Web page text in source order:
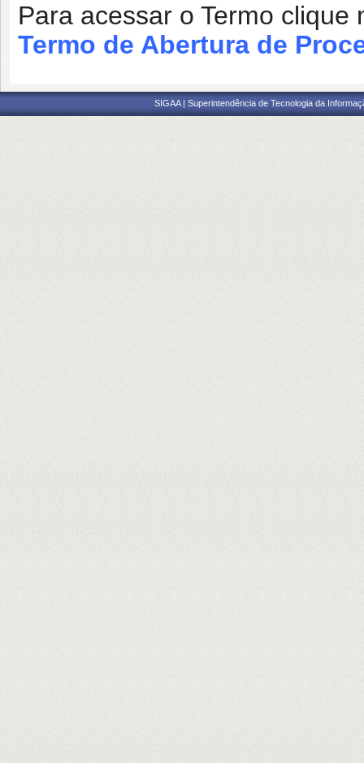
Para acessar o Termo clique
Termo de Abertura de
SIGAA | Superintendência de Tecnologia da